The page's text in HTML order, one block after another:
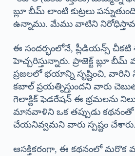
బ్లూ బీమ్ లాంటి కుట్రలు
ఉన్నాము. మేము వాటిని
ఈ సందర్భంలోనే, ప్లీడియన్స్ చీకటి
హెచ్చరిస్తున్నారు. ప్రాజెక్ట్ బ్లూ
ప్రజలలో భయాన్ని సృష్టించి, వారిని
కబాల్ ప్రయత్నిస్తుందని వారు
గెలాక్టిక్ ఫెడరేషన్ ఈ భ్రమలను
మానవాళిని ఒక తప్పుడు
చేయనివ్వమని వారు స్పష్టం చేశారు.
ఆసక్తికరంగా, ఈ కథనంలో మరొక